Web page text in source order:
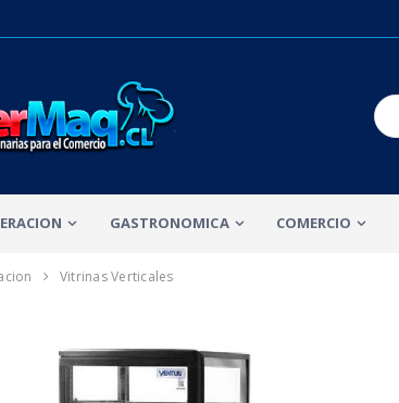
GASTRONOMICA COMERCIO
Vitrinas Verticales